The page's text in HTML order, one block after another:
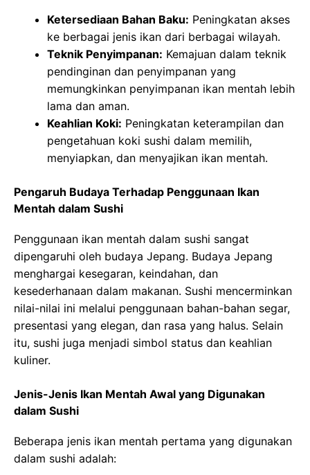
Ketersediaan Bahan Baku: Peningkatan akses
ke berbagai jenis ikan dari berbagai wilayah.
Teknik Penyimpanan: Kemajuan dalam teknik
pendinginan dan penyimpanan yang
memungkinkan penyimpanan ikan mentah lebih
lama dan aman.
Keahlian Koki: Peningkatan keterampilan dan
pengetahuan koki sushi dalam memilih,
menyiapkan, dan menyajikan ikan mentah.
Pengaruh Budaya Terhadap Penggunaan Ikan
Mentah dalam Sushi
Penggunaan ikan mentah dalam sushi sangat
dipengaruhi oleh budaya Jepang. Budaya Jepang
menghargai kesegaran, keindahan, dan
kesederhanaan dalam makanan. Sushi mencerminkan
nilai-nilai ini melalui penggunaan bahan-bahan segar,
presentasi yang elegan, dan rasa yang halus. Selain
itu, sushi juga menjadi simbol status dan keahlian
kuliner.
Jenis-Jenis Ikan Mentah Awal yang Digunakan
dalam Sushi
Beberapa jenis ikan mentah pertama yang digunakan
dalam sushi adalah: